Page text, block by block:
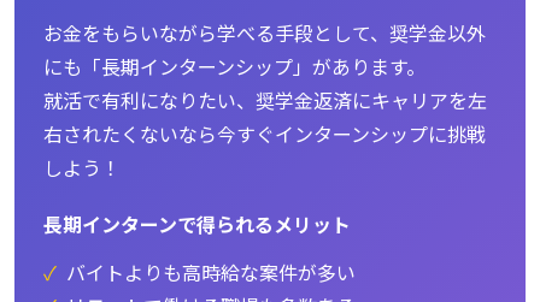
お金をもらいながら学べる手段として、奨学金以外
にも「長期インターンシップ」があります。
就活で有利になりたい、奨学金返済にキャリアを左
右されたくないなら今すぐインターンシップに挑戦
しよう！
長期インターンで得られるメリット
✓ バイトよりも高時給な案件が多い